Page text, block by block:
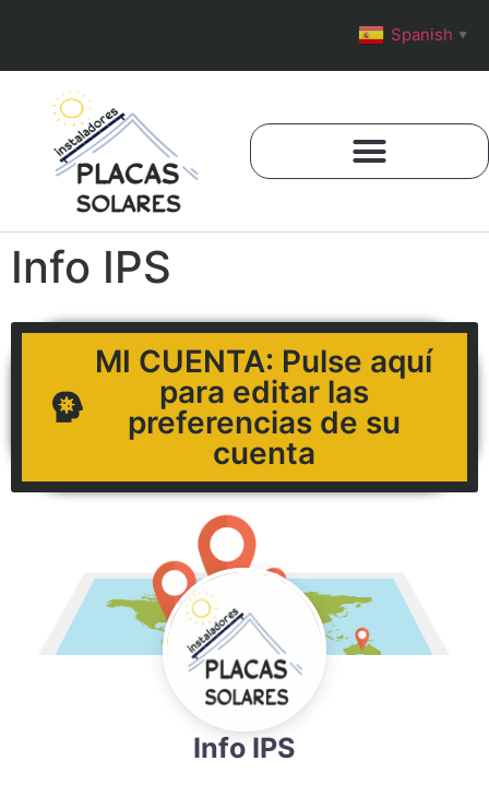
Info IPS
MI CUENTA: Pulse aquí
para editar las
preferencias de su
cuenta
Info IPS
Spanish ▼